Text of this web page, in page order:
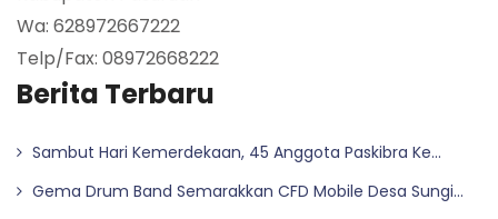
Wa: 628972667222
Telp/Fax: 08972668222
Berita Terbaru
Sambut Hari Kemerdekaan, 45 Anggota Paskibra Ke...
Gema Drum Band Semarakkan CFD Mobile Desa Sungi...